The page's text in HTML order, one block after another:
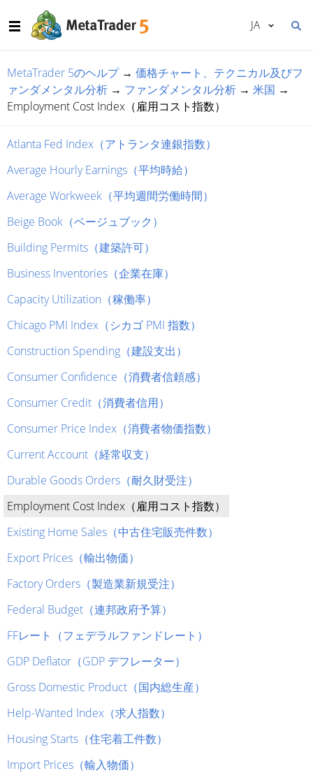
JA
MetaTrader 5のヘルプ→ 価格チャート、テクニカル及びフ
ァンダメンタル分析 → ファンダメンタル分析 → 米国 →
Employment Cost Index（雇用コスト指数）
Atlanta Fed Index（アトランタ連銀指数）
Average Hourly Earnings（平均時給）
Average Workweek（平均週間労働時間）
Beige Book（ベージュブック）
Building Permits（建築許可）
Business Inventories（企業在庫）
Capacity Utilization（稼働率）
Chicago PMI Index（シカゴ PMI 指数）
Construction Spending（建設支出）
Consumer Confidence（消費者信頼感）
Consumer Credit（消費者信用）
Consumer Price Index（消費者物価指数）
Current Account（経常収支）
Durable Goods Orders（耐久財受注）
Employment Cost Index（雇用コスト指数）
Existing Home Sales（中古住宅販売件数）
Export Prices（輸出物価）
Factory Orders（製造業新規受注）
Federal Budget（連邦政府予算）
FFレート（フェデラルファンドレート）
GDP Deflator（GDP デフレーター）
Gross Domestic Product（国内総生産）
Help-Wanted Index（求人指数）
Housing Starts（住宅着工件数）
Import Prices（輸入物価）